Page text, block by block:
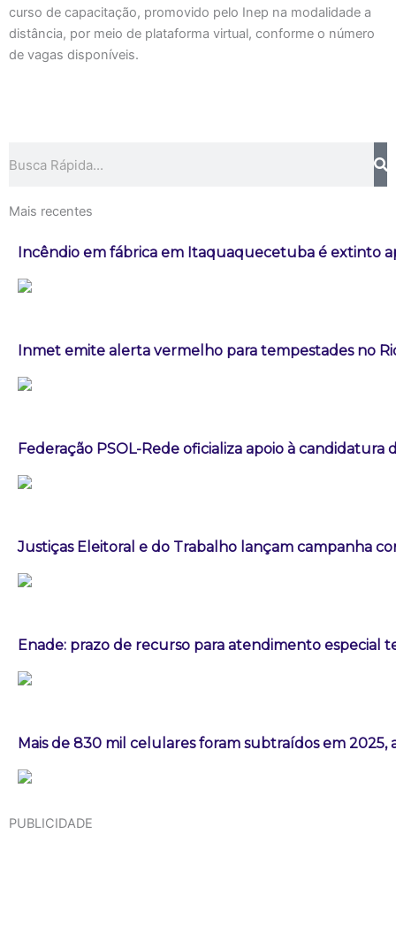
curso de capacitação, promovido pelo Inep na modalidade a
distância, por meio de plataforma virtual, conforme o número
de vagas disponíveis.
Mais recentes
Incêndio em fábrica em Itaquaquecetuba é extinto
Inmet emite alerta vermelho para tempestades no
Federação PSOL-Rede oficializa apoio à candidatura
Justiças Eleitoral e do Trabalho lançam campanha
Enade: prazo de recurso para atendimento especial
Mais de 830 mil celulares foram subtraídos em 2025,
PUBLICIDADE